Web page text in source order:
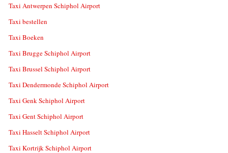
Taxi Antwerpen Schiphol Airport
Taxi bestellen
Taxi Boeken
Taxi Brugge Schiphol Airport
Taxi Brussel Schiphol Airport
Taxi Dendermonde Schiphol Airport
Taxi Genk Schiphol Airport
Taxi Gent Schiphol Airport
Taxi Hasselt Schiphol Airport
Taxi Kortrijk Schiphol Airport